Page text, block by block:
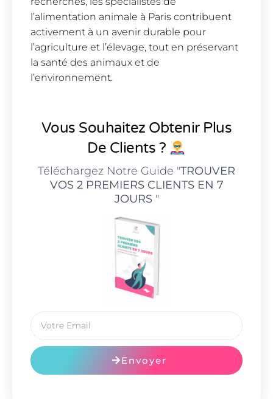
l’alimentation animale à Paris contribuent
activement à un avenir durable pour
l’agriculture et l’élevage, tout en préservant
la santé des animaux et de
l’environnement.
Vous Souhaitez Obtenir Plus
De Clients ?
Téléchargez Notre Guide "TROUVER
VOS 2 PREMIERS CLIENTS EN 7
JOURS"
Envoyer